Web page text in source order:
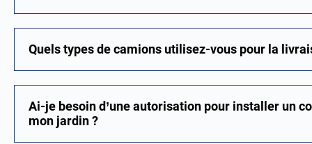
Quels types de camions utilisez-vous pour la
Ai-je besoin d’une autorisation pour installer un
mon jardin ?